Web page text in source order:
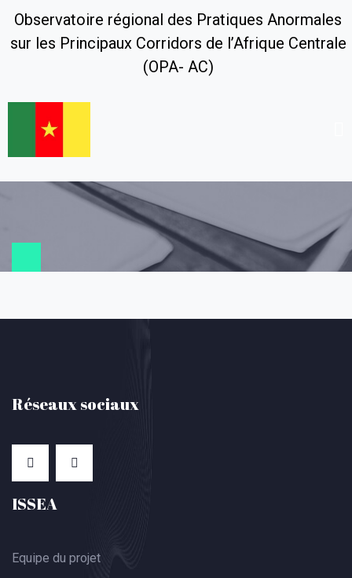
Observatoire régional des Pratiques Anormales
sur les Principaux Corridors de l’Afrique Centrale
(OPA- AC)
Contexte
Réseaux sociaux
ISSEA
Equipe du projet